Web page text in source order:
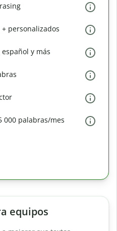
personalizados
español y más
000 palabras/mes
equipos